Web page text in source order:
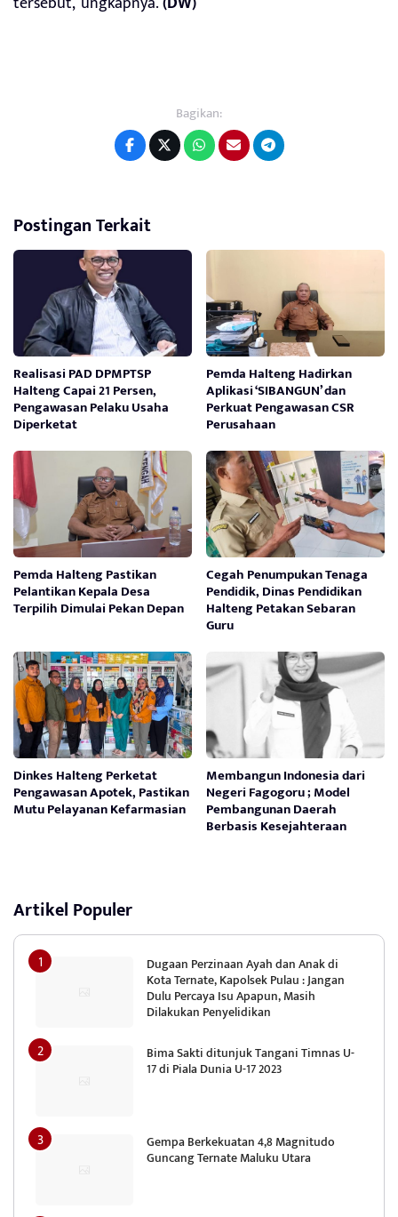
Bagikan:
Postingan Terkait
Realisasi PAD DPMPTSP
Halteng Capai 21 Persen,
Pengawasan Pelaku Usaha
Diperketat
Pemda Halteng Hadirkan
Aplikasi ‘SIBANGUN’ dan
Perkuat Pengawasan CSR
Perusahaan
Pemda Halteng Pastikan
Pelantikan Kepala Desa
Terpilih Dimulai Pekan Depan
Cegah Penumpukan Tenaga
Pendidik, Dinas Pendidikan
Halteng Petakan Sebaran
Guru
Dinkes Halteng Perketat
Pengawasan Apotek, Pastikan
Mutu Pelayanan Kefarmasian
Membangun Indonesia dari
Negeri Fagogoru ; Model
Pembangunan Daerah
Berbasis Kesejahteraan
Artikel Populer
Dugaan Perzinaan Ayah dan Anak di
Kota Ternate, Kapolsek Pulau : Jangan
Dulu Percaya Isu Apapun, Masih
Dilakukan Penyelidikan
Bima Sakti ditunjuk Tangani Timnas U-
17 di Piala Dunia U-17 2023
Gempa Berkekuatan 4,8 Magnitudo
Guncang Ternate Maluku Utara